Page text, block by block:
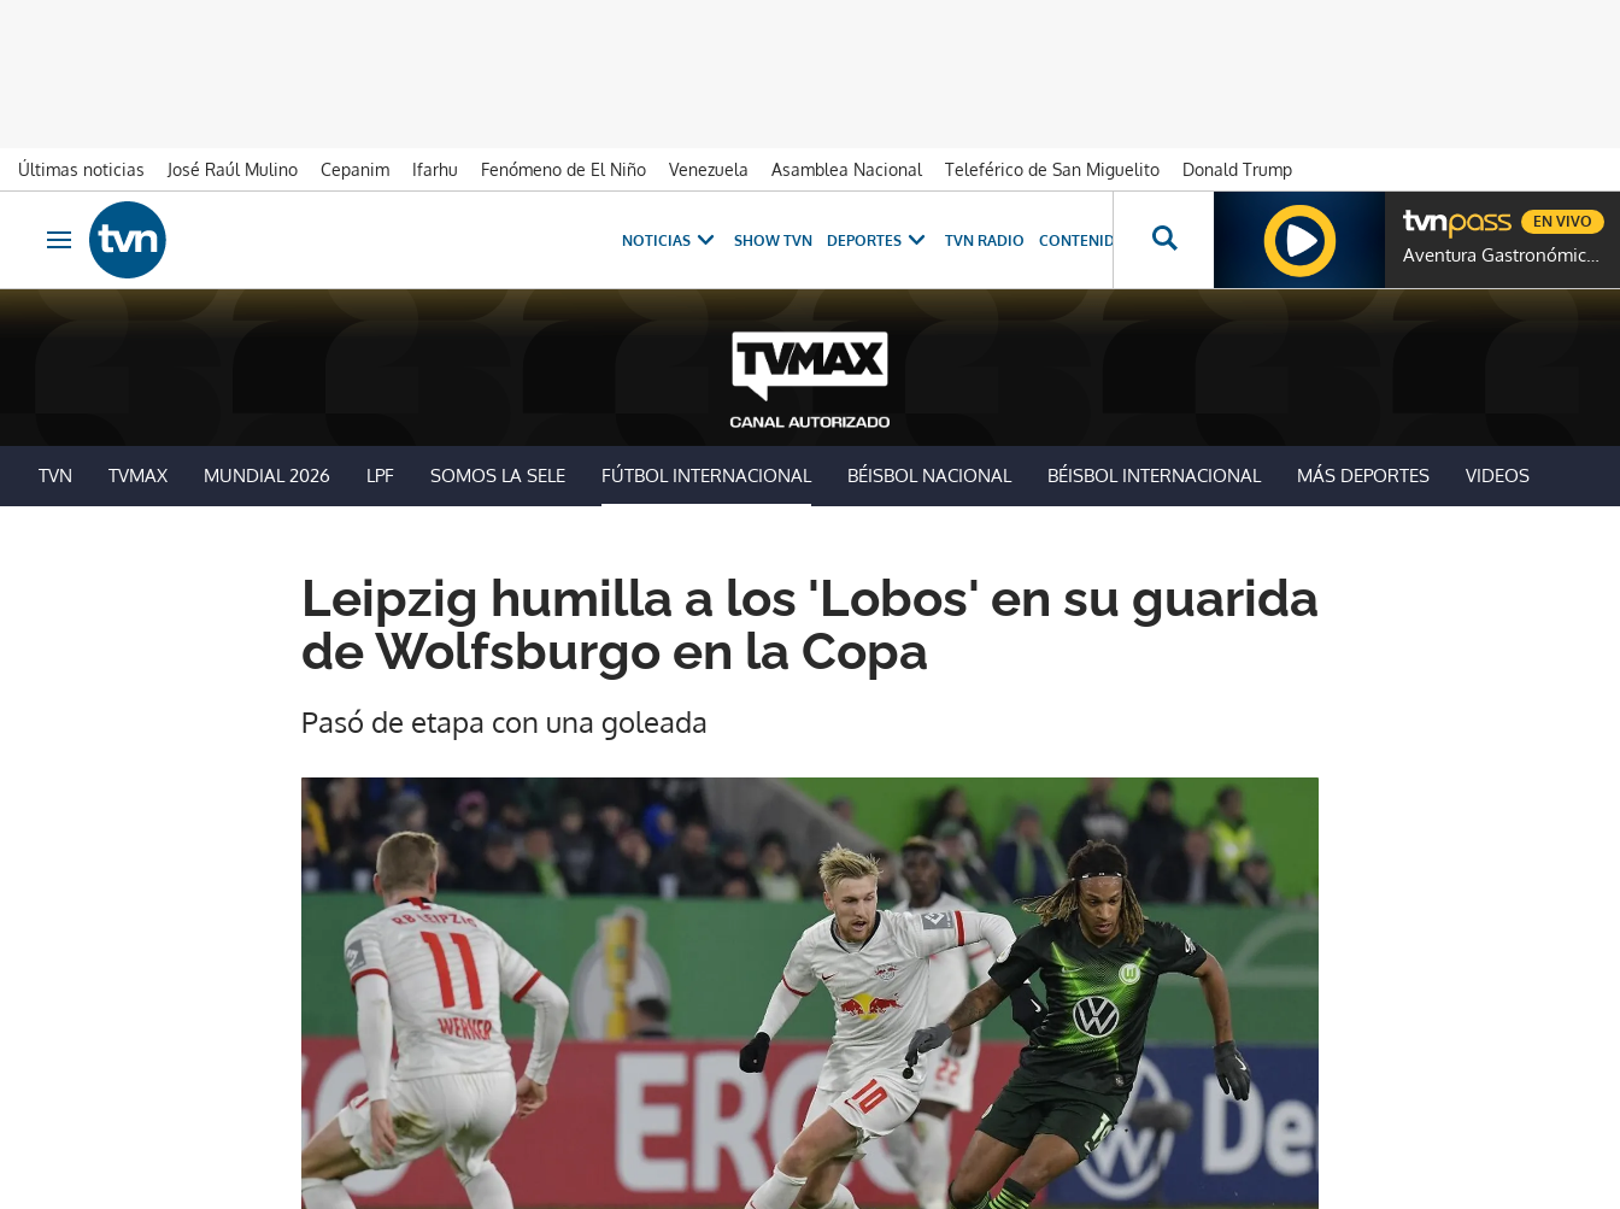
Últimas noticias José Raúl Mulino Cepanim Ifarhu Fenómeno de El Niño Venezuela Asamblea Nacional Teleférico de San Miguelito
Donald Trump
Ir al contenido
Obrir navegació
NOTICIAS SHOW TVN DEPORTES TVN RADIO CONTENIDOS ESPECIALES NOVELAS GENTE TVN
Aventura Gastronómica Colombia
EN VIVO
TVN TVMAX MUNDIAL 2026 LPF SOMOS LA SELE FÚTBOL INTERNACIONAL BÉISBOL NACIONAL BÉISBOL INTERNACIONAL MÁS DEPORTES VIDEOS
Leipzig humilla a los 'Lobos' en su guarida
de Wolfsburgo en la Copa
Pasó de etapa con una goleada